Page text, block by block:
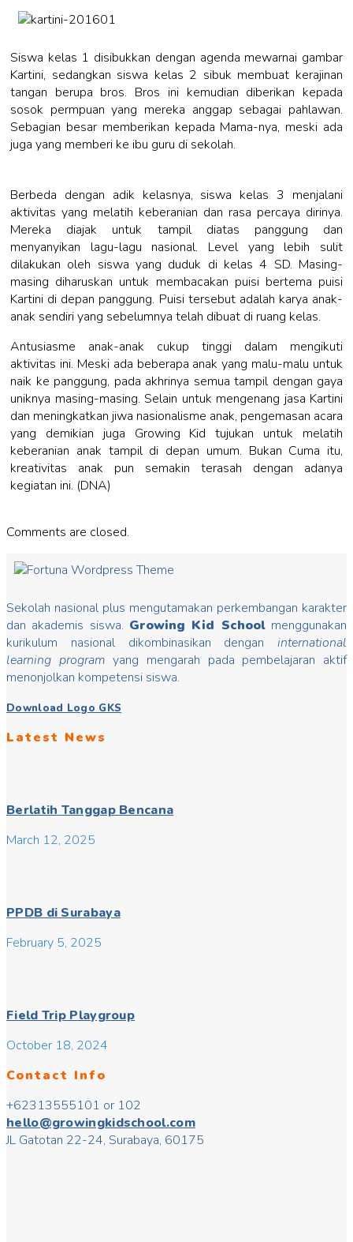
Siswa kelas 1 disibukkan dengan agenda mewarnai gambar
Kartini, sedangkan siswa kelas 2 sibuk membuat kerajinan
tangan berupa bros. Bros ini kemudian diberikan kepada
sosok permpuan yang mereka anggap sebagai pahlawan.
Sebagian besar memberikan kepada Mama-nya, meski ada
juga yang memberi ke ibu guru di sekolah.
Berbeda dengan adik kelasnya, siswa kelas 3 menjalani
aktivitas yang melatih keberanian dan rasa percaya dirinya.
Mereka diajak untuk tampil diatas panggung dan
menyanyikan lagu-lagu nasional. Level yang lebih sulit
dilakukan oleh siswa yang duduk di kelas 4 SD. Masing-
masing diharuskan untuk membacakan puisi bertema puisi
Kartini di depan panggung. Puisi tersebut adalah karya anak-
anak sendiri yang sebelumnya telah dibuat di ruang kelas.
Antusiasme anak-anak cukup tinggi dalam mengikuti
aktivitas ini. Meski ada beberapa anak yang malu-malu untuk
naik ke panggung, pada akhrinya semua tampil dengan gaya
uniknya masing-masing. Selain untuk mengenang jasa Kartini
dan meningkatkan jiwa nasionalisme anak, pengemasan acara
yang demikian juga Growing Kid tujukan untuk melatih
keberanian anak tampil di depan umum. Bukan Cuma itu,
kreativitas anak pun semakin terasah dengan adanya
kegiatan ini. (DNA)
Comments are closed.
Sekolah nasional plus mengutamakan perkembangan karakter
dan akademis siswa. Growing Kid Schoolmenggunakan
kurikulum nasional dikombinasikan dengan international
learning program yang mengarah pada pembelajaran aktif
menonjolkan kompetensi siswa.
Download Logo GKS
Latest News
Berlatih Tanggap Bencana
March 12, 2025
PPDB di Surabaya
February 5, 2025
Field Trip Playgroup
October 18, 2024
Contact Info
+62313555101 or 102
hello@growingkidschool.com
JL Gatotan 22-24, Surabaya, 60175